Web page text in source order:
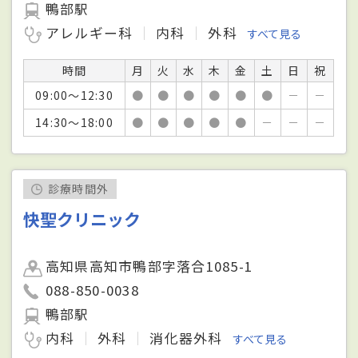
鴨部駅
アレルギー科
内科 外科 すべて見る
時間 月 火 水 木 金 土 日
祝
09:00～12:30
● ● ● ● ● ● －
－
14:30～18:00
● ● ● ● ● － － －
診療時間外
快聖クリニック
高知県高知市鴨部字落合1085-1
088-850-0038
鴨部駅
内科
外科 消化器外科 すべて見る